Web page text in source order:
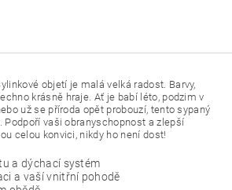
objetí je malá velká radost. Barvy,
krásně hraje. Ať je babí léto, podzim v
už se příroda opět probouzí, tento sypaný
Podpoří vaši obranyschopnost a zlepší
celou konvici, nikdy ho není dost!
a dýchací systém
a vaší vnitřní pohodě